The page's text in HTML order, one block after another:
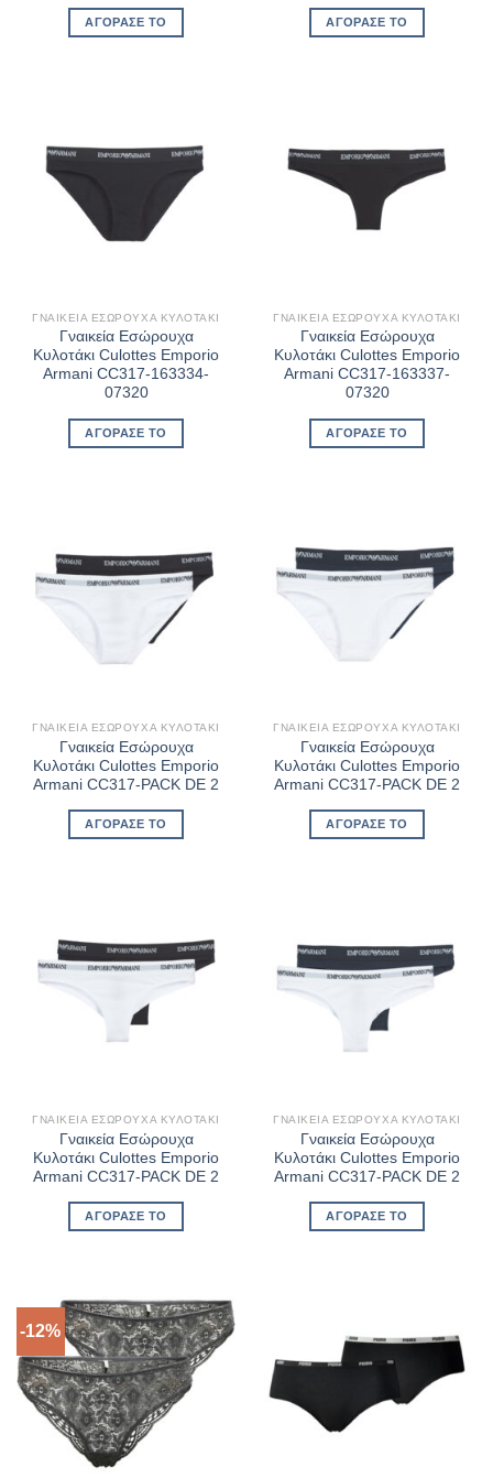
was:
€54,90.
ΑΓΌΡΑΣΈ ΤΟ
was:
€54,90.
ΑΓΌΡΑΣΈ ΤΟ
ΓΝΑΙΚΕΊΑ ΕΣΏΡΟΥΧΑ ΚΥΛΟΤΆΚΙ
Γναικεία Εσώρουχα
Κυλοτάκι Culottes Emporio
Armani CC317-163334-
07320
ΑΓΌΡΑΣΈ ΤΟ
ΓΝΑΙΚΕΊΑ ΕΣΏΡΟΥΧΑ ΚΥΛΟΤΆΚΙ
Γναικεία Εσώρουχα
Κυλοτάκι Culottes Emporio
Armani CC317-163337-
07320
ΑΓΌΡΑΣΈ ΤΟ
ΓΝΑΙΚΕΊΑ ΕΣΏΡΟΥΧΑ ΚΥΛΟΤΆΚΙ
Γναικεία Εσώρουχα
Κυλοτάκι Culottes Emporio
Armani CC317-PACK DE 2
ΑΓΌΡΑΣΈ ΤΟ
ΓΝΑΙΚΕΊΑ ΕΣΏΡΟΥΧΑ ΚΥΛΟΤΆΚΙ
Γναικεία Εσώρουχα
Κυλοτάκι Culottes Emporio
Armani CC317-PACK DE 2
ΑΓΌΡΑΣΈ ΤΟ
ΓΝΑΙΚΕΊΑ ΕΣΏΡΟΥΧΑ ΚΥΛΟΤΆΚΙ
Γναικεία Εσώρουχα
Κυλοτάκι Culottes Emporio
Armani CC317-PACK DE 2
ΑΓΌΡΑΣΈ ΤΟ
ΓΝΑΙΚΕΊΑ ΕΣΏΡΟΥΧΑ ΚΥΛΟΤΆΚΙ
Γναικεία Εσώρουχα
Κυλοτάκι Culottes Emporio
Armani CC317-PACK DE 2
ΑΓΌΡΑΣΈ ΤΟ
-12%